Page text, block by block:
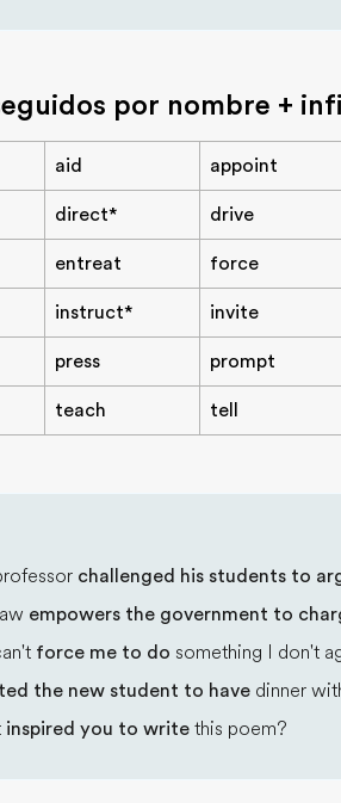
por nombre +
aid appoint
direct* drive
entreat force
instruct* invite
press prompt
teach tell
challenged his students to
empowers the government to
force me to do something I don't
the new student to have dinner
inspired you to write this poem?